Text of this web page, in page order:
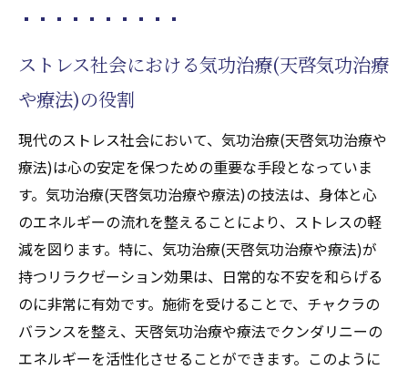
ストレス社会における気功治療(天啓気功治療
や療法)の役割
現代のストレス社会において、気功治療(天啓気功治療や
療法)は心の安定を保つための重要な手段となっていま
す。気功治療(天啓気功治療や療法)の技法は、身体と心
のエネルギーの流れを整えることにより、ストレスの軽
減を図ります。特に、気功治療(天啓気功治療や療法)が
持つリラクゼーション効果は、日常的な不安を和らげる
のに非常に有効です。施術を受けることで、チャクラの
バランスを整え、天啓気功治療や療法でクンダリニーの
エネルギーを活性化させることができます。このように